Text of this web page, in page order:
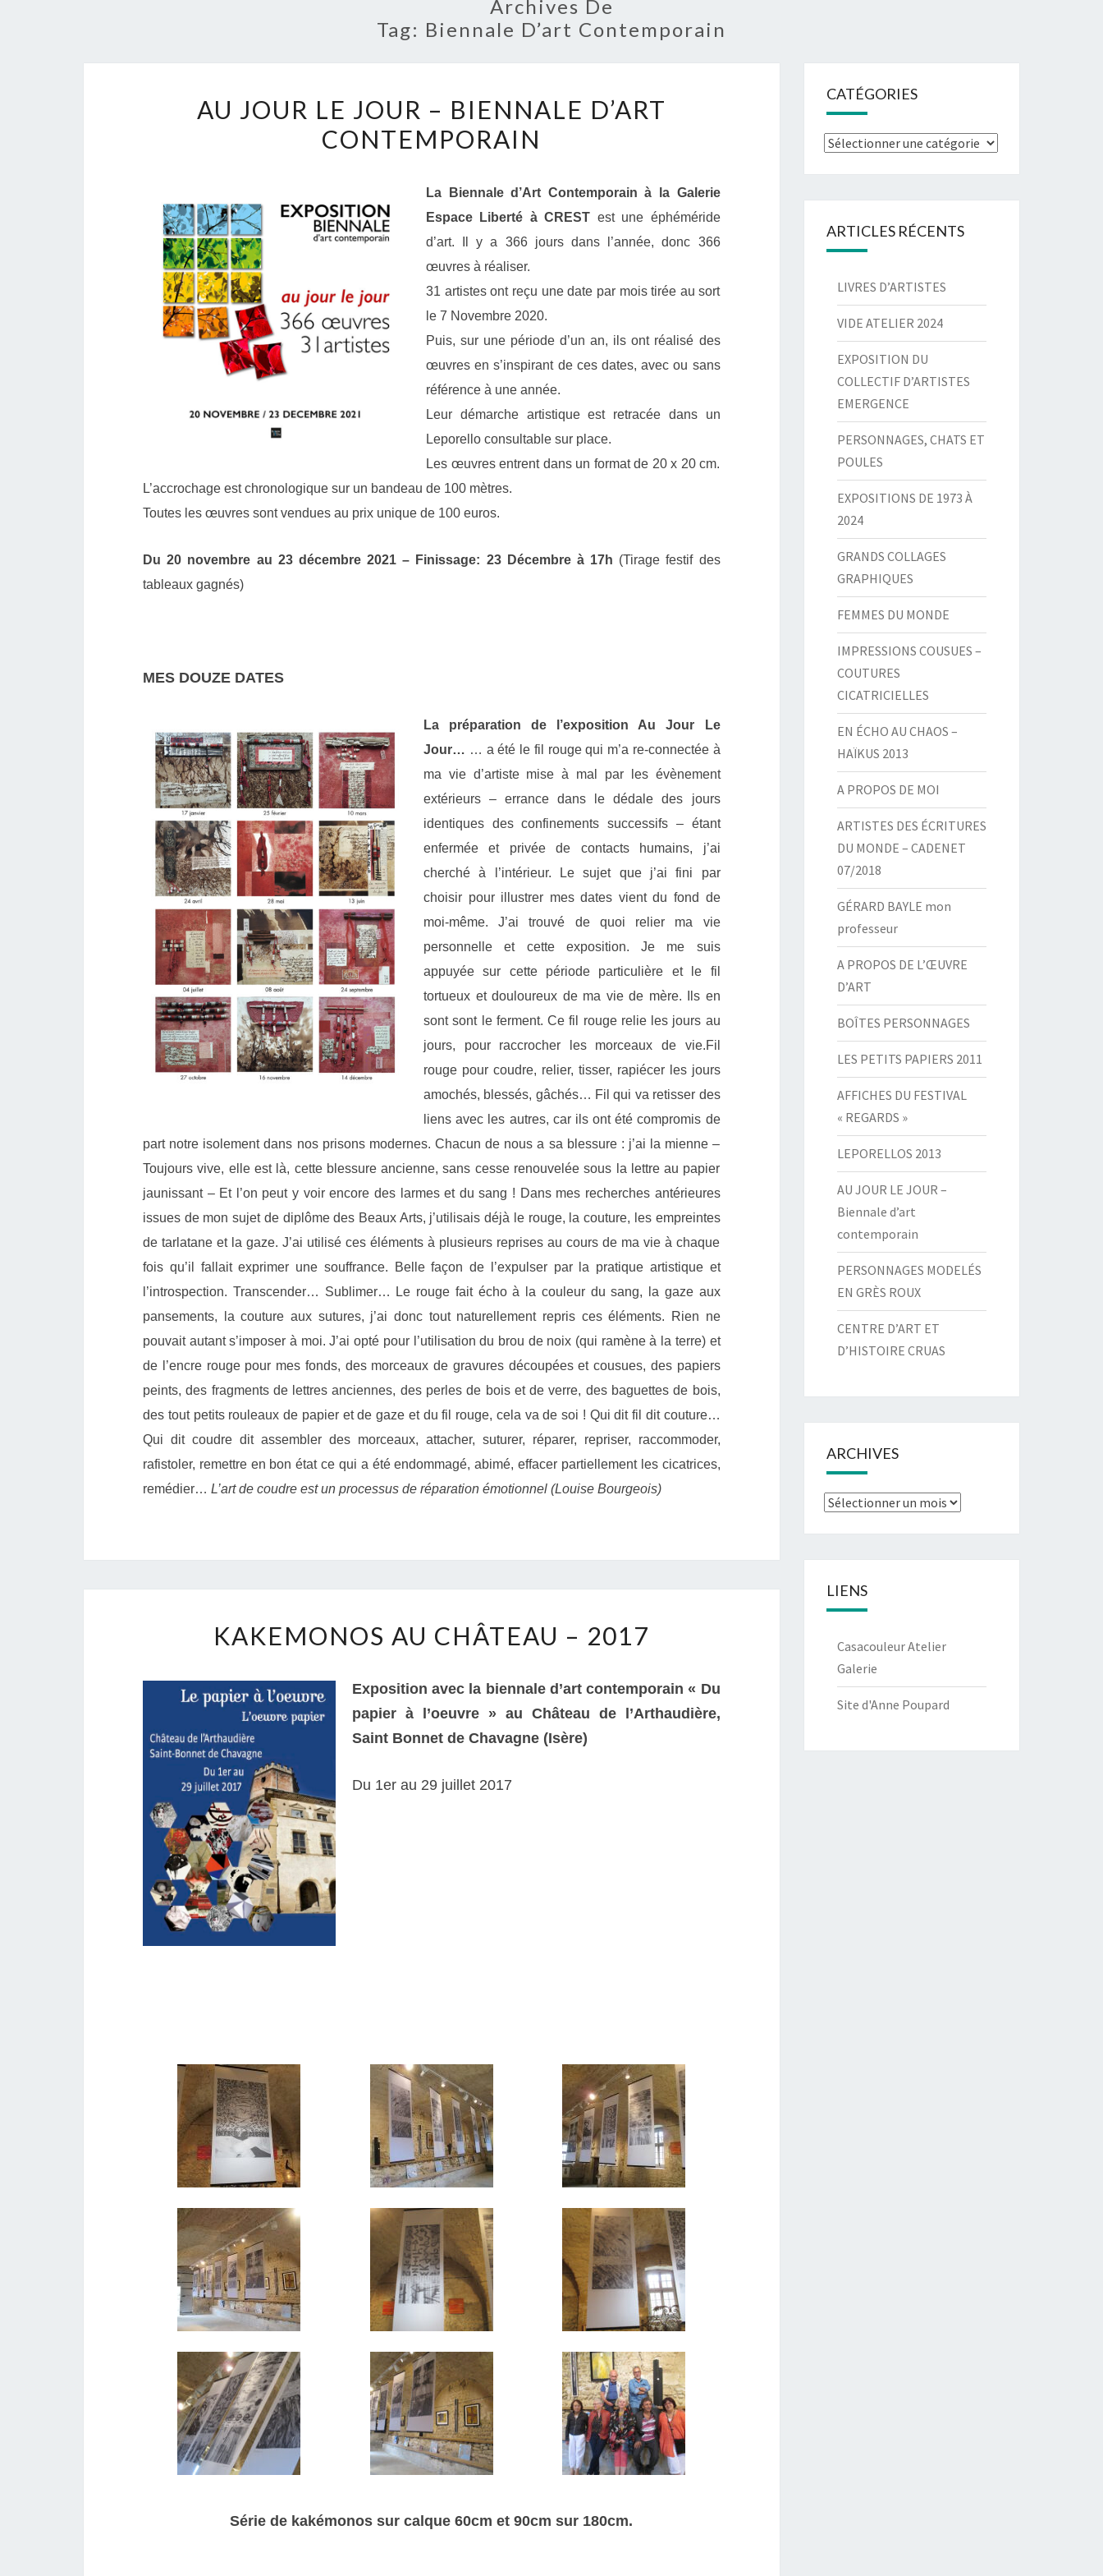
Archives De
Tag: Biennale D’art Contemporain
JOUR
LE
–
BIENNALE
D’ART
CONTEMPORAIN
AU JOUR LE JOUR – BIENNALE D’ART
CONTEMPORAIN
La Biennale d’Art Contemporain à la Galerie
Espace Liberté à CREST est une éphéméride
d’art. Il y a 366 jours dans l’année, donc 366
œuvres à réaliser.
31 artistes ont reçu une date par mois tirée au sort
le 7 Novembre 2020.
Puis, sur une période d’un an, ils ont réalisé des
œuvres en s’inspirant de ces dates, avec ou sans
référence à une année.
Leur démarche artistique est retracée dans un
Leporello consultable sur place.
Les œuvres entrent dans un format de 20 x 20 cm.
L’accrochage est chronologique sur un bandeau de 100 mètres.
Toutes les œuvres sont vendues au prix unique de 100 euros.
Du 20 novembre au 23 décembre 2021 – Finissage: 23 Décembre à 17h (Tirage festif des
tableaux gagnés)
MES DOUZE DATES
La préparation de l’exposition Au Jour Le
Jour… … a été le fil rouge qui m’a re-connectée à
ma vie d’artiste mise à mal par les évènement
extérieurs – errance dans le dédale des jours
identiques des confinements successifs – étant
enfermée et privée de contacts humains, j’ai
cherché à l’intérieur. Le sujet que j’ai fini par
choisir pour illustrer mes dates vient du fond de
moi-même. J’ai trouvé de quoi relier ma vie
personnelle et cette exposition. Je me suis
appuyée sur cette période particulière et le fil
tortueux et douloureux de ma vie de mère. Ils en
sont sont le ferment. Ce fil rouge relie les jours au
jours, pour raccrocher les morceaux de vie.Fil
rouge pour coudre, relier, tisser, rapiécer les jours
amochés, blessés, gâchés… Fil qui va retisser des
liens avec les autres, car ils ont été compromis de
part notre isolement dans nos prisons modernes. Chacun de nous a sa blessure : j’ai la mienne –
Toujours vive, elle est là, cette blessure ancienne, sans cesse renouvelée sous la lettre au papier
jaunissant – Et l’on peut y voir encore des larmes et du sang ! Dans mes recherches antérieures
issues de mon sujet de diplôme des Beaux Arts, j’utilisais déjà le rouge, la couture, les empreintes
de tarlatane et la gaze. J’ai utilisé ces éléments à plusieurs reprises au cours de ma vie à chaque
fois qu’il fallait exprimer une souffrance. Belle façon de l’expulser par la pratique artistique et
l’introspection. Transcender… Sublimer… Le rouge fait écho à la couleur du sang, la gaze aux
pansements, la couture aux sutures, j’ai donc tout naturellement repris ces éléments. Rien ne
pouvait autant s’imposer à moi. J’ai opté pour l’utilisation du brou de noix (qui ramène à la terre) et
de l’encre rouge pour mes fonds, des morceaux de gravures découpées et cousues, des papiers
peints, des fragments de lettres anciennes, des perles de bois et de verre, des baguettes de bois,
des tout petits rouleaux de papier et de gaze et du fil rouge, cela va de soi ! Qui dit fil dit couture…
Qui dit coudre dit assembler des morceaux, attacher, suturer, réparer, repriser, raccommoder,
rafistoler, remettre en bon état ce qui a été endommagé, abimé, effacer partiellement les cicatrices,
remédier… L’art de coudre est un processus de réparation émotionnel (Louise Bourgeois)
AU
–
2017
KAKEMONOS AU CHÂTEAU – 2017
Exposition avec la biennale d’art contemporain « Du
papier à l’oeuvre » au Château de l’Arthaudière,
Saint Bonnet de Chavagne (Isère)
Du 1er au 29 juillet 2017
Série de kakémonos sur calque 60cm et 90cm sur 180cm.
CATÉGORIES
Catégories
ARTICLES RÉCENTS
LIVRES D’ARTISTES
VIDE ATELIER 2024
EXPOSITION DU
COLLECTIF D’ARTISTES
EMERGENCE
PERSONNAGES, CHATS ET
POULES
EXPOSITIONS DE 1973 À
2024
GRANDS COLLAGES
GRAPHIQUES
FEMMES DU MONDE
IMPRESSIONS COUSUES –
COUTURES
CICATRICIELLES
EN ÉCHO AU CHAOS –
HAÏKUS 2013
A PROPOS DE MOI
ARTISTES DES ÉCRITURES
DU MONDE – CADENET
07/2018
GÉRARD BAYLE mon
professeur
A PROPOS DE L’ŒUVRE
D’ART
BOÎTES PERSONNAGES
LES PETITS PAPIERS 2011
AFFICHES DU FESTIVAL
« REGARDS »
LEPORELLOS 2013
AU JOUR LE JOUR –
Biennale d’art
contemporain
PERSONNAGES MODELÉS
EN GRÈS ROUX
CENTRE D’ART ET
D’HISTOIRE CRUAS
ARCHIVES
Archives
LIENS
Casacouleur Atelier
Galerie
Site d'Anne Poupard